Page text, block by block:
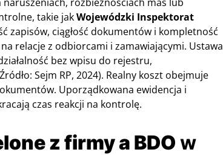
takie jakWojewódzki Inspektorat
zapisów, ciągłość dokumentów i kompletność
relacje z odbiorcami i zamawiającymi. Ustawa
bez wpisu do rejestru,
Sejm RP, 2024). Realny koszt obejmuje
Uporządkowana ewidencja i
czas reakcji na kontrolę.
z firmy a BDO w